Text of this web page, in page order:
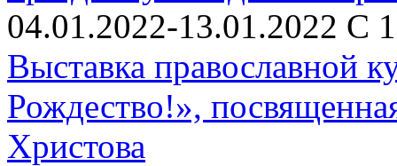
04.01.2022-13.01.2022 С
Выставка православной
Рождество!»,
Христова